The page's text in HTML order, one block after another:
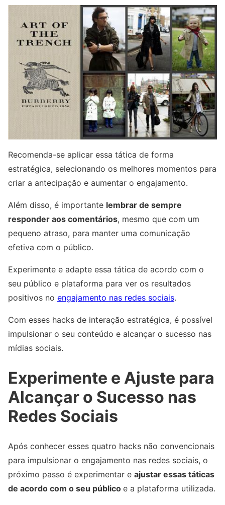
Recomenda-se aplicar essa tática de forma
estratégica, selecionando os melhores momentos para
criar a antecipação e aumentar o engajamento.
Além disso, é importante lembrar de sempre
responder aos comentários, mesmo que com um
pequeno atraso, para manter uma comunicação
efetiva com o público.
Experimente e adapte essa tática de acordo com o
seu público e plataforma para ver os resultados
positivos no engajamento nas redes sociais.
Com esses hacks de interação estratégica, é possível
impulsionar o seu conteúdo e alcançar o sucesso nas
mídias sociais.
Experimente e Ajuste para
Alcançar o Sucesso nas
Redes Sociais
Após conhecer esses quatro hacks não convencionais
para impulsionar o engajamento nas redes sociais, o
próximo passo é experimentar e ajustar essas táticas
de acordo com o seu público e a plataforma utilizada.